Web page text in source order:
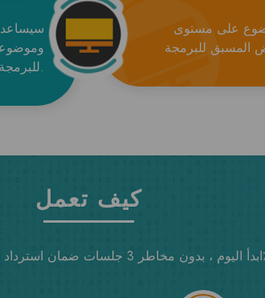
سيساعد
للبرمجة والتوافر والأهداف.
على مستوى
كيف تعمل
100٪.